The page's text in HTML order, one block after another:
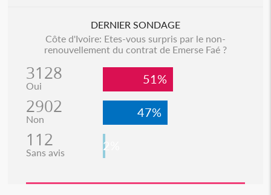
DERNIER SONDAGE
Côte d'Ivoire: Etes-vous surpris par le non-
renouvellement du contrat de Emerse Faé ?
3128
Oui 51%
2902
Non 47%
112
Sans avis 2%